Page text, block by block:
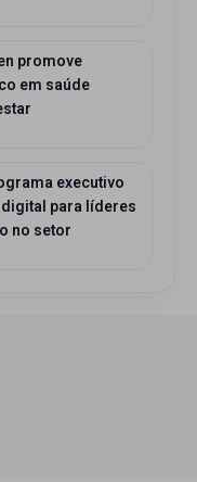
promove
em saúde
executivo
para líderes
no setor